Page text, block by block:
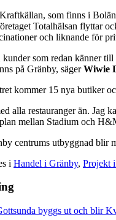
som finns i
Totalhälsan flyttar
och liknande för
som redan känner
på Gränby, sägerWiwie
kommer 15 nya butiker
alla restauranger än. Jag
mellan Stadium och
centrums utbyggnad blir
i Handel i Gränby, Projekt
byggs ut och blir